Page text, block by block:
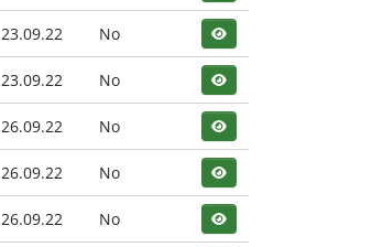
23.09.22 No
23.09.22 No
26.09.22 No
26.09.22 No
26.09.22 No